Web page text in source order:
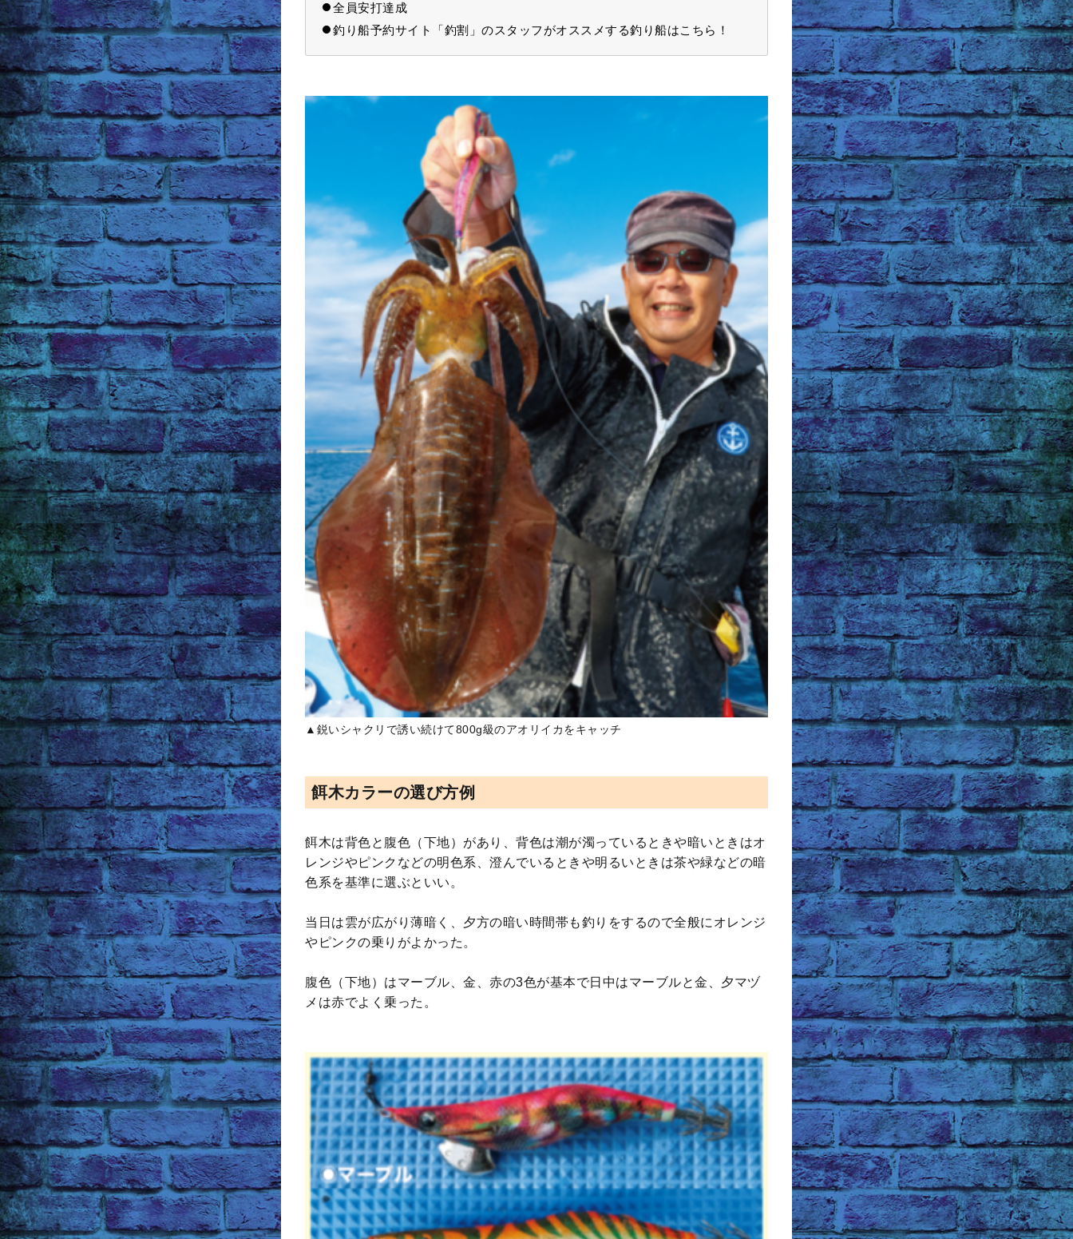
全員安打達成
釣り船予約サイト「釣割」のスタッフがオススメする釣り船はこちら！
▲鋭いシャクリで誘い続けて800g級のアオリイカをキャッチ
餌木カラーの選び方例
餌木は背色と腹色（下地）があり、背色は潮が濁っているときや暗いときはオ
レンジやピンクなどの明色系、澄んでいるときや明るいときは茶や緑などの暗
色系を基準に選ぶといい。
当日は雲が広がり薄暗く、夕方の暗い時間帯も釣りをするので全般にオレンジ
やピンクの乗りがよかった。
腹色（下地）はマーブル、金、赤の3色が基本で日中はマーブルと金、夕マヅ
メは赤でよく乗った。